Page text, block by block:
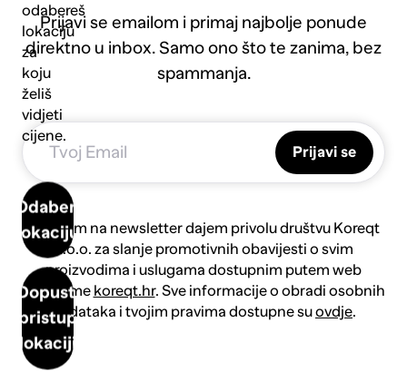
odabereš
lokaciju
za
koju
želiš
vidjeti
cijene.
Odaberi
lokaciju
Dopusti
pristup
lokaciji
Prijavi se emailom i primaj najbolje ponude
direktno u inbox. Samo ono što te zanima, bez
spammanja.
Prijavi se
Prijavom na newsletter dajem privolu društvu Koreqt
d.o.o. za slanje promotivnih obavijesti o svim
proizvodima i uslugama dostupnim putem web
platforme koreqt.hr. Sve informacije o obradi osobnih
podataka i tvojim pravima dostupne suovdje.